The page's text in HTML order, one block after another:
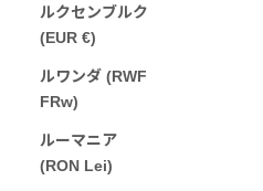
ルクセンブルク
(EUR €)
ルワンダ (RWF
FRw)
ルーマニア
(RON Lei)